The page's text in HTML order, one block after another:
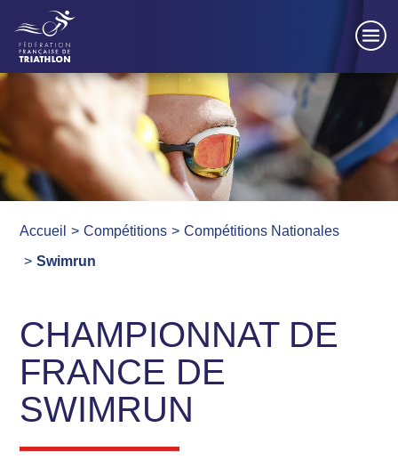
Accueil Compétitions
Compétitions Nationales
Swimrun
CHAMPIONNAT DE
FRANCE DE
SWIMRUN
Panneau de gestion des cookies